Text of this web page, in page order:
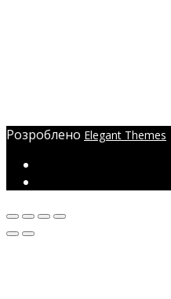
Розроблено Elegant Themes